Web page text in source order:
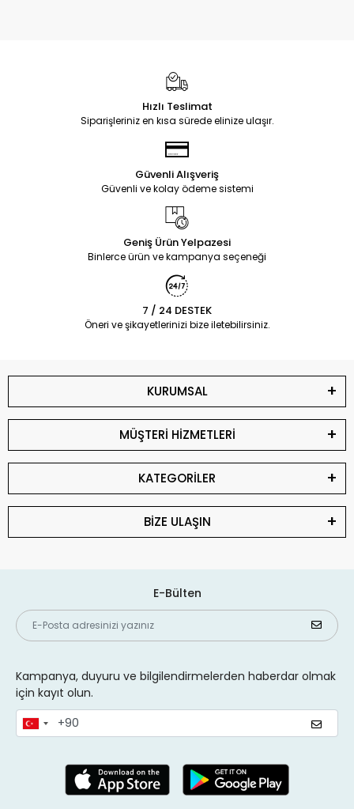
Hızlı Teslimat
Siparişleriniz en kısa sürede elinize ulaşır.
Güvenli Alışveriş
Güvenli ve kolay ödeme sistemi
Geniş Ürün Yelpazesi
Binlerce ürün ve kampanya seçeneği
7 / 24 DESTEK
Öneri ve şikayetlerinizi bize iletebilirsiniz.
KURUMSAL
MÜŞTERİ HİZMETLERİ
KATEGORİLER
BİZE ULAŞIN
E-Bülten
Kampanya, duyuru ve bilgilendirmelerden haberdar olmak
için kayıt olun.